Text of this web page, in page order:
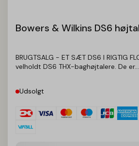
Bowers & Wilkins DS6
BRUGTSALG - ET SÆT DS6 I RIGTIG
velholdt DS6 THX-baghøjtalere. De er...
Udsolgt